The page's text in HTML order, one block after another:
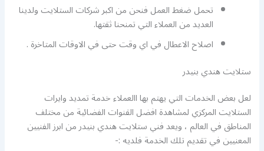
تحمل ضغط العمل فنحن من اكبر شركات الستلايت ولدينا
العديد من العملاء التي تمنحنا ثقتها.
اصلاح الاعطال في اي وقت حتى في الاوقات المتاخرة .
ستلايت هندي بنيدر
لعل بعض الخدمات التي يهتم بها االعملاء خدمة تمديد وايرات
الستلايت المركزي لمشاهدة افضل القنوات الفضائية من مختلف
المناطق في العالم ، ويعد فني ستلايت هندي بنيدر من ابرز الفنيين
المعنيين في تقديم تلك الخدمة فلديه :-